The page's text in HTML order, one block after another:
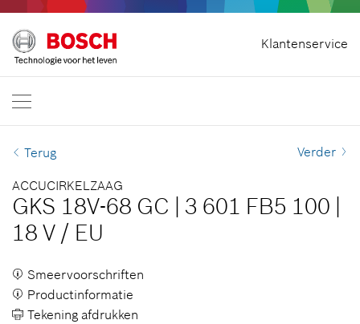
Klantenservice
Contract herroepen
Bosch Professional
Neem contact met ons op
Terug Verder
ACCUCIRKELZAAG
GKS 18V-68 GC 3 601 FB5 100
18 V / EU
Smeervoorschriften
Productinformatie
Tekening afdrukken